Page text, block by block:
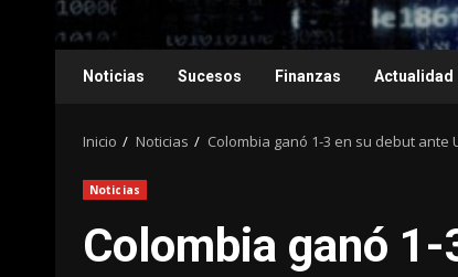
Noticias Sucesos Finanzas Actualidad
Inicio Noticias Colombia ganó 1-3 en su debut ante
Noticias
Colombia ganó